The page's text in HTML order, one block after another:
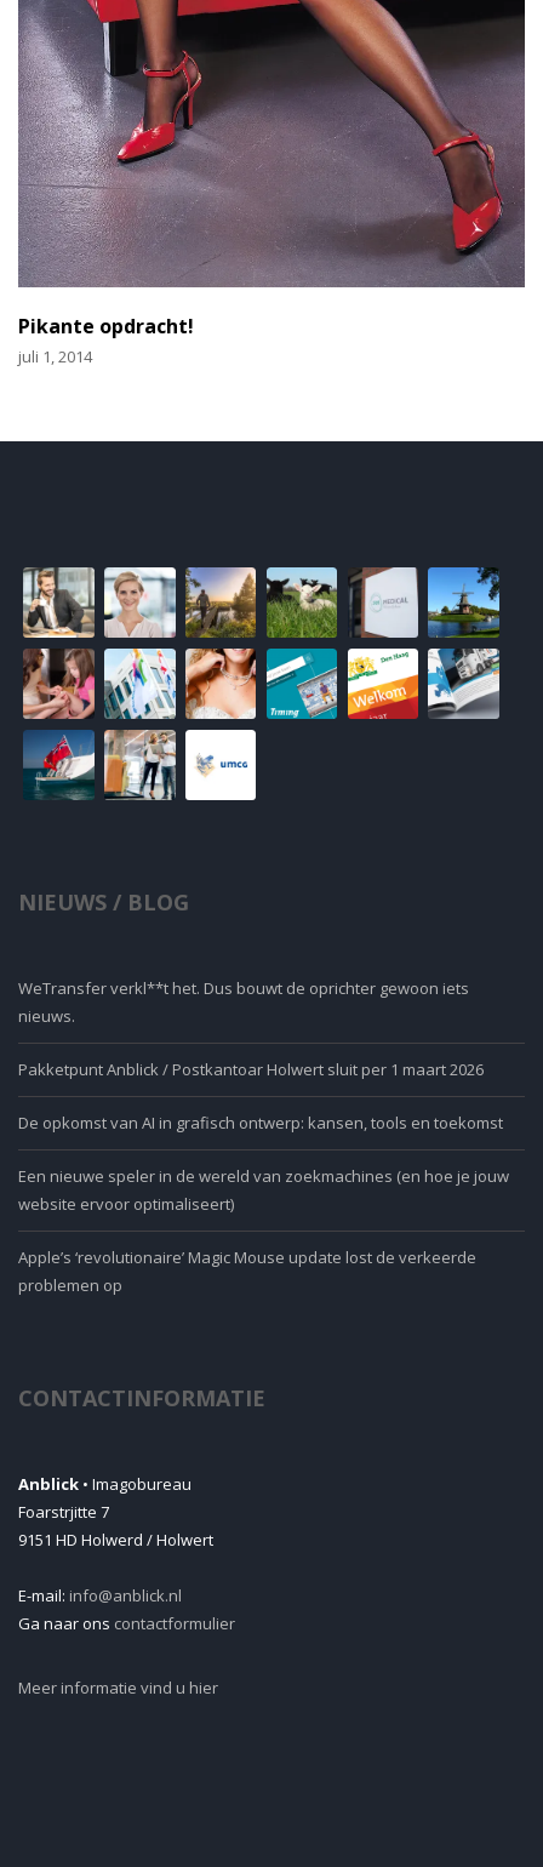
Pikante opdracht!
juli 1, 2014
NIEUWS / BLOG
WeTransfer verkl**t het. Dus bouwt de oprichter gewoon iets
nieuws.
Pakketpunt Anblick / Postkantoar Holwert sluit per 1 maart 2026
De opkomst van AI in grafisch ontwerp: kansen, tools en toekomst
Een nieuwe speler in de wereld van zoekmachines (en hoe je jouw
website ervoor optimaliseert)
Apple’s ‘revolutionaire’ Magic Mouse update lost de verkeerde
problemen op
CONTACTINFORMATIE
Anblick • Imagobureau
Foarstrjitte 7
9151 HD Holwerd / Holwert
E-mail: info@anblick.nl
Ga naar ons contactformulier
Meer informatie vind u hier